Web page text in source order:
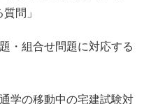
問」
・組合せ問題に対応する
学の移動中の宅建試験対